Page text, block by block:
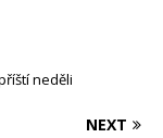
neděli
NEXT